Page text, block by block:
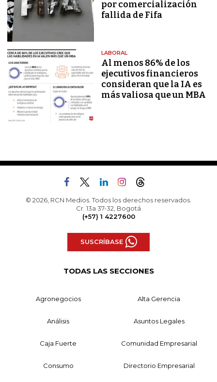
por comercialización
fallida de Fifa
LABORAL
Al menos 86% de los
ejecutivos financieros
consideran que la IA es
más valiosa que un MBA
© 2026, RCN Medios. Todos los derechos reservados.
Cr. 13a 37-32, Bogotá
(+57) 1 4227600
SUSCRÍBASE
TODAS LAS SECCIONES
Agronegocios Alta Gerencia
Análisis Asuntos Legales
Caja Fuerte Comunidad Empresarial
Consumo Directorio Empresarial